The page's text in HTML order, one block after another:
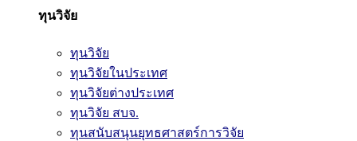
ทุนวิจัย
ทุนวิจัย
ทุนวิจัยในประเทศ
ทุนวิจัยต่างประเทศ
ทุนวิจัย สบจ.
ทุนสนับสนุนยุทธศาสตร์การวิจัย